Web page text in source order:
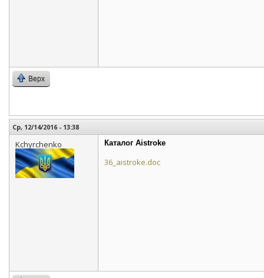
Верх
Ср, 12/14/2016 - 13:38
Kchyrchenko Каталог Aistroke
36_aistroke.doc